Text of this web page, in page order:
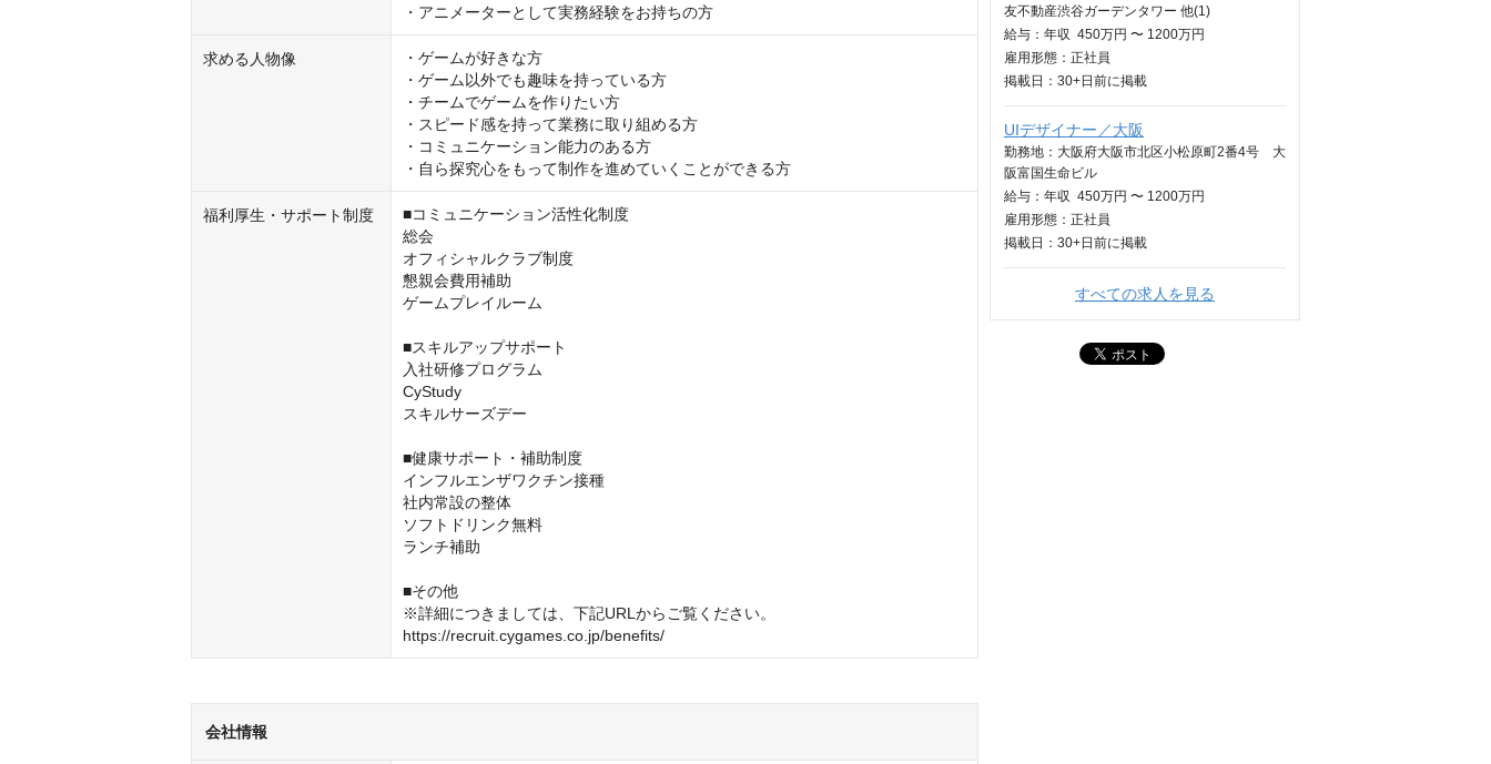
・アニメーターとして実務経験をお持ちの方
求める人物像
・ゲームが好きな方
・ゲーム以外でも趣味を持っている方
・チームでゲームを作りたい方
・スピード感を持って業務に取り組める方
・コミュニケーション能力のある方
・自ら探究心をもって制作を進めていくことができる方
福利厚生・サポート制度
■コミュニケーション活性化制度
総会
オフィシャルクラブ制度
懇親会費用補助
ゲームプレイルーム
■スキルアップサポート
入社研修プログラム
CyStudy
スキルサーズデー
■健康サポート・補助制度
インフルエンザワクチン接種
社内常設の整体
ソフトドリンク無料
ランチ補助
■その他
※詳細につきましては、下記URLからご覧ください。
https://recruit.cygames.co.jp/benefits/
会社情報
友不動産渋谷ガーデンタワー 他(1)
給与： 年収 450万円 〜 1200万円
雇用形態：正社員
掲載日： 30+日 前に掲載
UIデザイナー／大阪
勤務地：大阪府大阪市北区小松原町2番4号 大
阪富国生命ビル
給与： 年収 450万円 〜 1200万円
雇用形態：正社員
掲載日： 30+日 前に掲載
すべての求人を見る